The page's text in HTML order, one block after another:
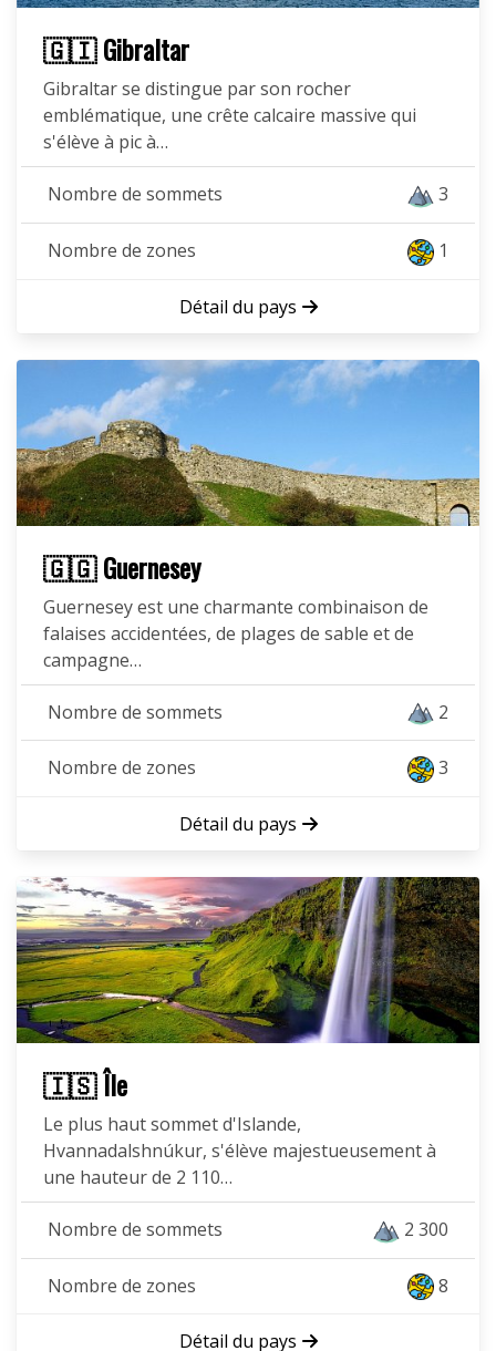
🇬🇮 Gibraltar
Gibraltar se distingue par son rocher
emblématique, une crête calcaire massive qui
s'élève à pic à…
Nombre de sommets 3
Nombre de zones 1
Détail du pays
🇬🇬 Guernesey
Guernesey est une charmante combinaison de
falaises accidentées, de plages de sable et de
campagne…
Nombre de sommets 2
Nombre de zones 3
Détail du pays
🇮🇸 Île
Le plus haut sommet d'Islande,
Hvannadalshnúkur, s'élève majestueusement à
une hauteur de 2 110…
Nombre de sommets 2 300
Nombre de zones 8
Détail du pays